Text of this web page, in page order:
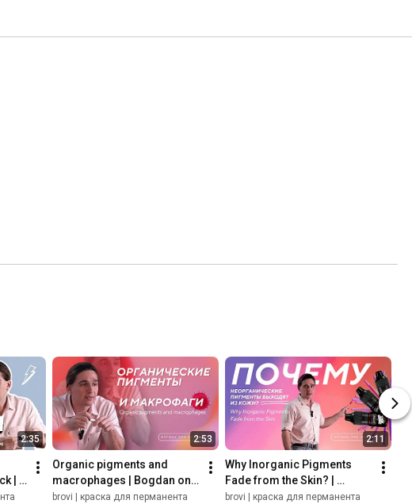
2:35
|
2:53
Organic pigments and
macrophages | Bogdan on
Ink
brovi | краска для перманента
2:11
Why Inorganic Pigments
Fade from the Skin? |
Bogdan on Ink
brovi | краска для перманента